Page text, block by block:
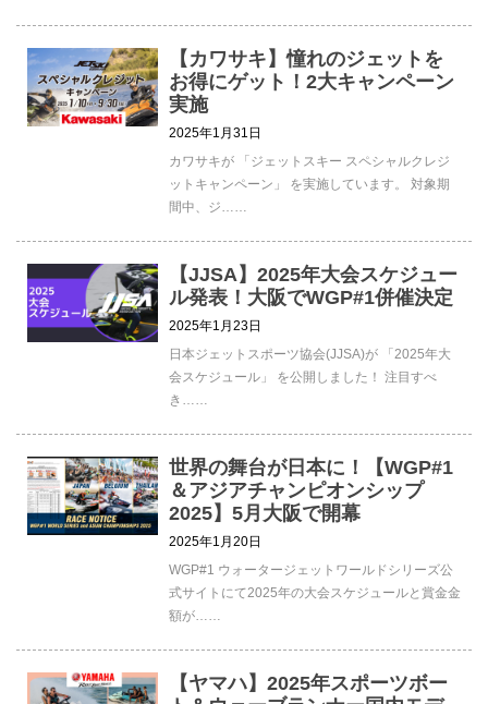
【カワサキ】憧れのジェットを
お得にゲット！2大キャンペーン
実施
2025年1月31日
カワサキが 「ジェットスキー スペシャルクレジ
ットキャンペーン」 を実施しています。 対象期
間中、ジ……
【JJSA】2025年大会スケジュー
ル発表！大阪でWGP#1併催決定
2025年1月23日
日本ジェットスポーツ協会(JJSA)が 「2025年大
会スケジュール」 を公開しました！ 注目すべ
き……
世界の舞台が日本に！【WGP#1
＆アジアチャンピオンシップ
2025】5月大阪で開幕
2025年1月20日
WGP#1 ウォータージェットワールドシリーズ公
式サイトにて2025年の大会スケジュールと賞金金
額が……
【ヤマハ】2025年スポーツボー